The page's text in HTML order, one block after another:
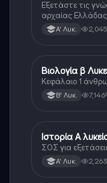
Εξετάστε τις
αρχαίας
Λυκείου.Α' Λυκ. 2,045
Βιολογία
Βιολογία β
Κεφάλαιο 1
Β' Λυκ. 7,146
Ιστορία
Ιστορία Α
ΣΟΣ για
Α' Λυκ. 2,263